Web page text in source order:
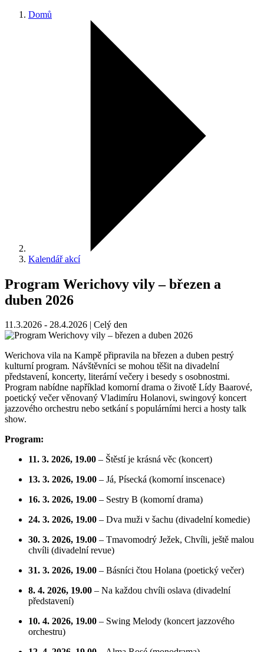
Domů
Kalendář akcí
Program Werichovy vily – březen a
duben 2026
11.3.2026 - 28.4.2026 | Celý den
Werichova vila na Kampě připravila na březen a duben pestrý
kulturní program. Návštěvníci se mohou těšit na divadelní
představení, koncerty, literární večery i besedy s osobnostmi.
Program nabídne například komorní drama o životě Lídy Baarové,
poetický večer věnovaný Vladimíru Holanovi, swingový koncert
jazzového orchestru nebo setkání s populárními herci a hosty talk
show.
Program:
11. 3. 2026, 19.00 – Štěstí je krásná věc (koncert)
13. 3. 2026, 19.00 – Já, Písecká (komorní inscenace)
16. 3. 2026, 19.00 – Sestry B (komorní drama)
24. 3. 2026, 19.00 – Dva muži v šachu (divadelní komedie)
30. 3. 2026, 19.00 – Tmavomodrý Ježek, Chvíli, ještě malou
chvíli (divadelní revue)
31. 3. 2026, 19.00 – Básníci čtou Holana (poetický večer)
8. 4. 2026, 19.00 – Na každou chvíli oslava (divadelní
představení)
10. 4. 2026, 19.00 – Swing Melody (koncert jazzového
orchestru)